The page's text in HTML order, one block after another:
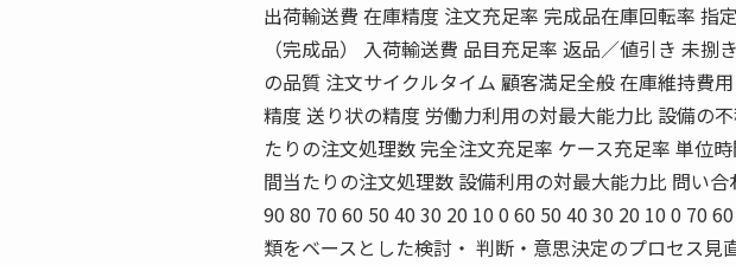
出荷輸送費 在庫精度 注文充足率 完成品在庫回転率 指
（完成品） 入荷輸送費 品目充足率 返品／値引き 未
の品質 注文サイクルタイム 顧客満足全般 在庫維持費
精度 送り状の精度 労働力利用の対最大能力比 設備の
たりの注文処理数 完全注文充足率 ケース充足率 単位
間当たりの注文処理数 設備利用の対最大能力比 問い
90 80 70 60 50 40 30 20 10 0 60 50 40 30 20 10 0 70
類をベースとした検討・ 判断・意思決定のプロセス